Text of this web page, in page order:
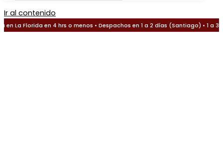
Ir al contenido
La Florida en 4 hrs o menos • Despachos en 1 a 2 días (Santiago) • 1 a